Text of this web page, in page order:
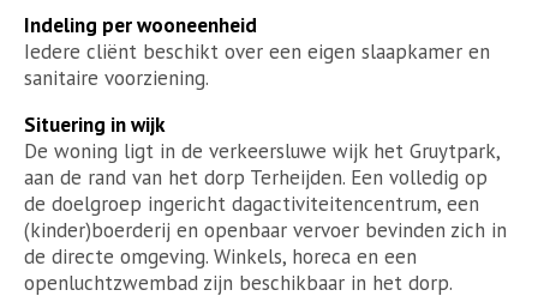
Indeling per wooneenheid
Iedere cliënt beschikt over een eigen slaapkamer en
sanitaire voorziening.
Situering in wijk
De woning ligt in de verkeersluwe wijk het Gruytpark,
aan de rand van het dorp Terheijden. Een volledig op
de doelgroep ingericht dagactiviteitencentrum, een
(kinder)boerderij en openbaar vervoer bevinden zich in
de directe omgeving. Winkels, horeca en een
openluchtzwembad zijn beschikbaar in het dorp.